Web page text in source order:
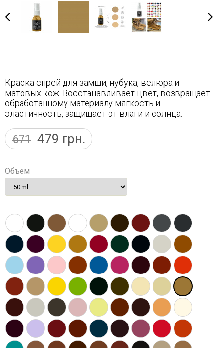
Краска спрей для замши, нубука, велюра и
матовых кож. Восстанавливает цвет, возвращает
обработанному материалу мягкость и
эластичность, защищает от влаги и солнца.
671 479 грн.
Объем